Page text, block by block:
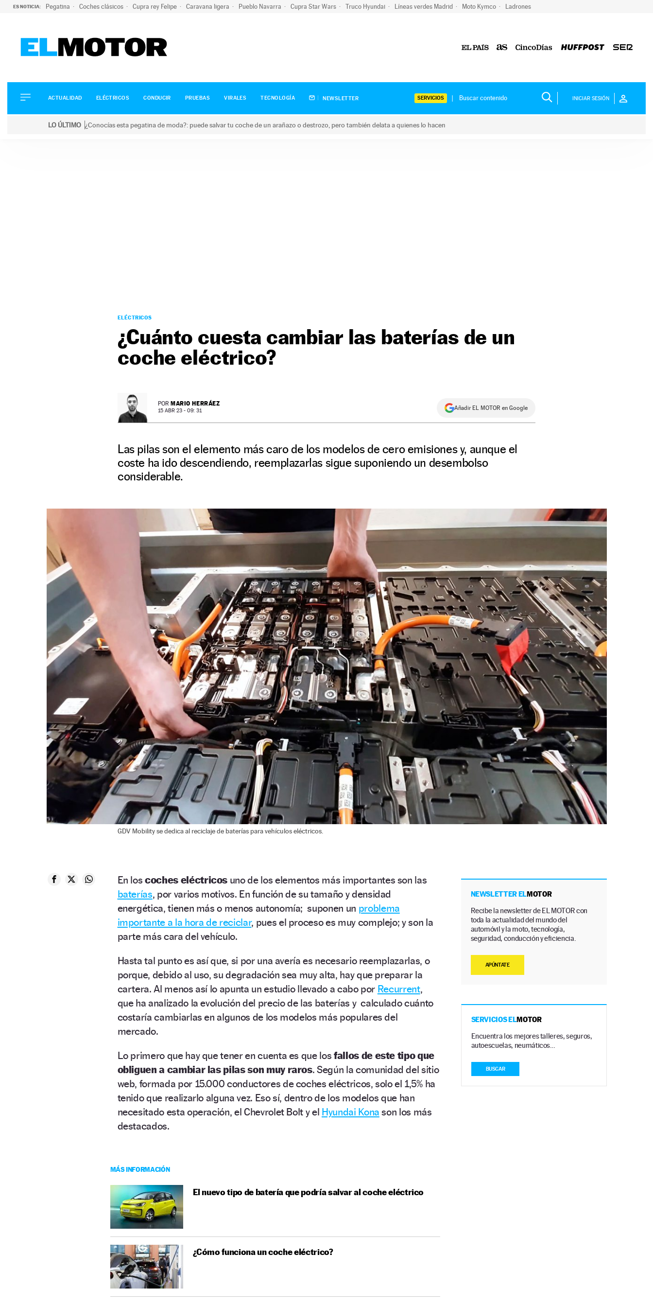
ES NOTICIA: Pegatina Coches clásicos Cupra rey Felipe Caravana ligera Pueblo Navarra Cupra Star Wars Truco Hyundai Líneas verdes Madrid Moto Kymco Ladrones
ELÉCTRICOS
CONDUCIR
ACTUALIDAD ELÉCTRICOS CONDUCIR PRUEBAS VIRALES TECNOLOGÍA NEWSLETTER SERVICIOS INICIAR SESIÓN
LO ÚLTIMO ¿Conocías esta pegatina de moda?: puede salvar tu coche de un arañazo o destrozo, pero también delata a quienes lo hacen
ELÉCTRICOS
¿Cuánto cuesta cambiar las baterías de un
coche eléctrico?
POR MARIO HERRÁEZ
15 ABR 23 - 09: 31 Añadir EL MOTOR en Google
Las pilas son el elemento más caro de los modelos de cero emisiones y, aunque el
coste ha ido descendiendo, reemplazarlas sigue suponiendo un desembolso
considerable.
GDV Mobility se dedica al reciclaje de baterías para vehículos eléctricos.
En loscoches eléctricos uno de los elementos más importantes son las
baterías, por varios motivos. En función de su tamaño y densidad
energética, tienen más o menos autonomía; suponen un problema
importante a la hora de reciclar, pues el proceso es muy complejo; y son la
parte más cara del vehículo.
Hasta tal punto es así que, si por una avería es necesario reemplazarlas, o
porque, debido al uso, su degradación sea muy alta, hay que preparar la
cartera. Al menos así lo apunta un estudio llevado a cabo por Recurrent,
que ha analizado la evolución del precio de las baterías y calculado cuánto
costaría cambiarlas en algunos de los modelos más populares del
mercado.
Lo primero que hay que tener en cuenta es que los fallos de este tipo que
obliguen a cambiar las pilas son muy raros. Según la comunidad del sitio
web, formada por 15.000 conductores de coches eléctricos, solo el 1,5% ha
tenido que realizarlo alguna vez. Eso sí, dentro de los modelos que han
necesitado esta operación, el Chevrolet Bolt y el Hyundai Kona son los más
destacados.
MÁS INFORMACIÓN
El nuevo tipo de batería que podría salvar al coche eléctrico
¿Cómo funciona un coche eléctrico?
NEWSLETTER ELMOTOR
Recibe la newsletter de EL MOTOR con
toda la actualidad del mundo del
automóvil y la moto, tecnología,
seguridad, conducción y eficiencia.
APÚNTATE
SERVICIOS ELMOTOR
Encuentra los mejores talleres, seguros,
autoescuelas, neumáticos…
BUSCAR